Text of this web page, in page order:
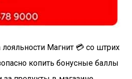
лояльности Магнит 💳 со штрих
копить бонусные баллы